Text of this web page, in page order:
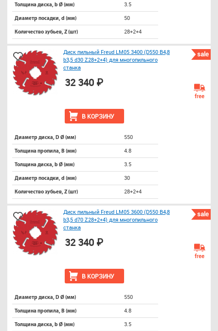
Толщина диска, b Ø (мм) 3.5
Диаметр посадки, d (мм) 50
Количество зубьев, Z (шт) 28+2+4
sale
Диск пильный Freud LM05 3400 (D550 B4,8
b3,5 d30 Z28+2+4) для многопильного
станка
В КОРЗИНУ
32 340 ₽
free
Диаметр диска, D Ø (мм) 550
Толщина пропила, B (мм) 4.8
Толщина диска, b Ø (мм) 3.5
Диаметр посадки, d (мм) 30
Количество зубьев, Z (шт) 28+2+4
sale
Диск пильный Freud LM05 3600 (D550 B4,8
b3,5 d70 Z28+2+4) для многопильного
станка
В КОРЗИНУ
32 340 ₽
free
Диаметр диска, D Ø (мм) 550
Толщина пропила, B (мм) 4.8
Толщина диска, b Ø (мм) 3.5